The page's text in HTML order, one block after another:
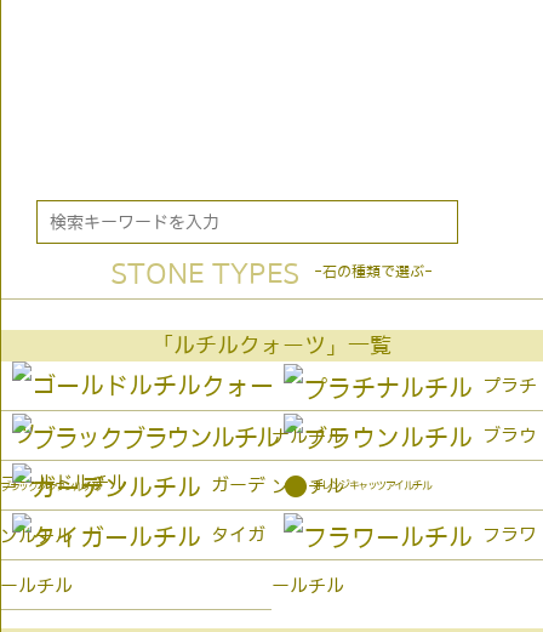
STONE TYPES -石の種類で選ぶ-
「ルチルクォーツ」一覧
ゴールドルチル
プラチ
ナルチル
ブラックブラウンルチル
ブラウ
ンルチル
ガーデ
ンルチル
● オレンジキャッツアイルチル
タイガ
ールチル
フラワ
ールチル